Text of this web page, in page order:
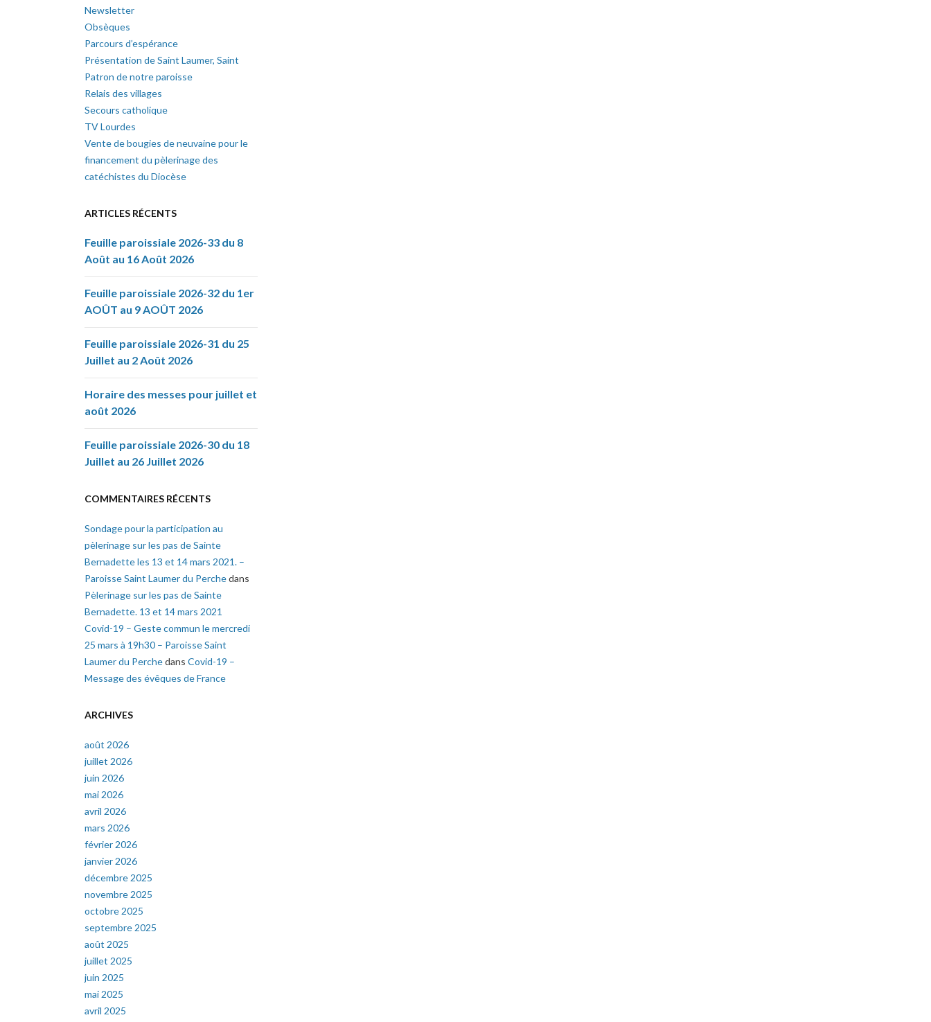
Newsletter
Obsèques
Parcours d’espérance
Présentation de Saint Laumer, Saint
Patron de notre paroisse
Relais des villages
Secours catholique
TV Lourdes
Vente de bougies de neuvaine pour le
financement du pèlerinage des
catéchistes du Diocèse
ARTICLES RÉCENTS
Feuille paroissiale 2026-33 du 8
Août au 16 Août 2026
Feuille paroissiale 2026-32 du 1er
AOÛT au 9 AOÛT 2026
Feuille paroissiale 2026-31 du 25
Juillet au 2 Août 2026
Horaire des messes pour juillet et
août 2026
Feuille paroissiale 2026-30 du 18
Juillet au 26 Juillet 2026
COMMENTAIRES RÉCENTS
Sondage pour la participation au
pèlerinage sur les pas de Sainte
Bernadette les 13 et 14 mars 2021. –
Paroisse Saint Laumer du Perchedans
Pèlerinage sur les pas de Sainte
Bernadette. 13 et 14 mars 2021
Covid-19 – Geste commun le mercredi
25 mars à 19h30 – Paroisse Saint
Laumer du Perchedans Covid-19 –
Message des évêques de France
ARCHIVES
août 2026
juillet 2026
juin 2026
mai 2026
avril 2026
mars 2026
février 2026
janvier 2026
décembre 2025
novembre 2025
octobre 2025
septembre 2025
août 2025
juillet 2025
juin 2025
mai 2025
avril 2025